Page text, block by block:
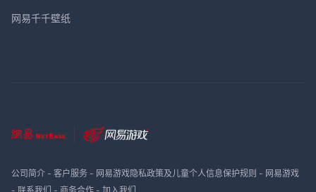
网易千千壁纸
公司简介- 客户服务- 网易游戏隐私政策及儿童个人信息保护规则 - 网易游戏